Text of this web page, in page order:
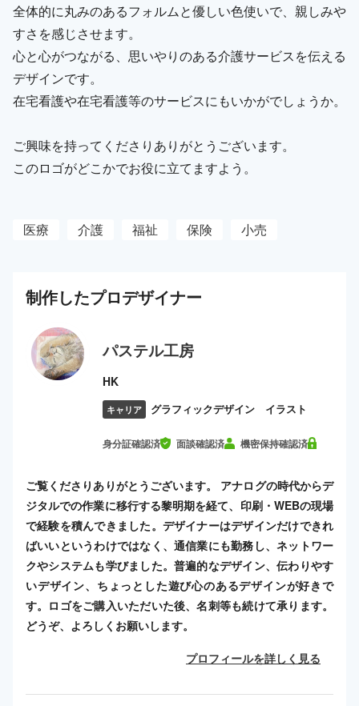
全体的に丸みのあるフォルムと優しい色使いで、親しみや
すさを感じさせます。
心と心がつながる、思いやりのある介護サービスを伝える
デザインです。
在宅看護や在宅看護等のサービスにもいかがでしょうか。
ご興味を持ってくださりありがとうございます。
このロゴがどこかでお役に立てますよう。
医療 介護 福祉 保険 小売
制作したプロデザイナー
パステル工房
HK
キャリア グラフィックデザイン イラスト
身分証確認済 面談確認済 機密保持確認済
ご覧くださりありがとうございます。 アナログの時代からデ
ジタルでの作業に移行する黎明期を経て、印刷・WEBの現場
で経験を積んできました。デザイナーはデザインだけできれ
ばいいというわけではなく、通信業にも勤務し、ネットワー
クやシステムも学びました。普遍的なデザイン、伝わりやす
いデザイン、ちょっとした遊び心のあるデザインが好きで
す。ロゴをご購入いただいた後、名刺等も続けて承ります。
どうぞ、よろしくお願いします。
プロフィールを詳しく見る